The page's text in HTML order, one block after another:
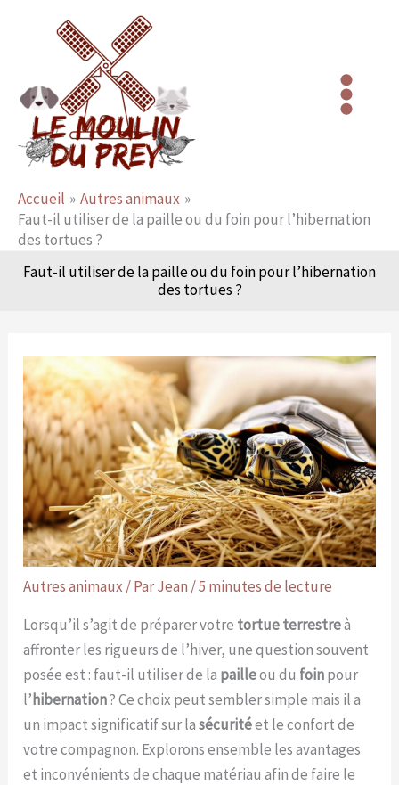
Accueil
Autres animaux
Faut-il utiliser de la paille ou du foin pour l’hibernation
des tortues ?
Faut-il utiliser de la paille ou du foin pour l’hibernation
des tortues ?
Autres animaux / ParJean /5 minutes de lecture
Lorsqu’il s’agit de préparer votre tortue terrestreà
affronter les rigueurs de l’hiver, une question souvent
posée est : faut-il utiliser de la pailleou du foinpour
l’hibernation? Ce choix peut sembler simple mais il a
un impact significatif sur lasécuritéet le confort de
votre compagnon. Explorons ensemble les avantages
et inconvénients de chaque matériau afin de faire le